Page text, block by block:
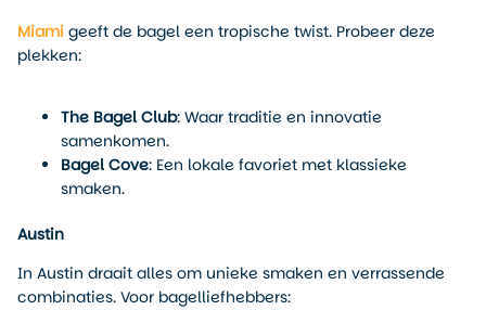
Miami geeft de bagel een tropische twist. Probeer deze
plekken:
The Bagel Club: Waar traditie en innovatie
samenkomen.
Bagel Cove: Een lokale favoriet met klassieke
smaken.
Austin
In Austin draait alles om unieke smaken en verrassende
combinaties. Voor bagelliefhebbers: